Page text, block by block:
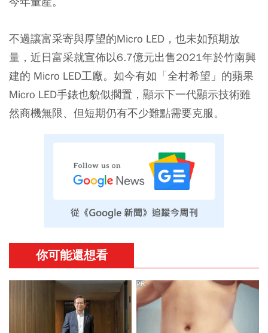
不過讓富采寄與厚望的Micro LED，也未如預期放
量，近日富采就宣佈以6.7億元出售2021年於竹南興
建的 Micro LED工廠。如今有如「全村希望」的蘋果
Micro LED手錶也貌似擱置，顯示下一代顯示技術雖
然商機無限、但短期仍有不少難點需要克服。